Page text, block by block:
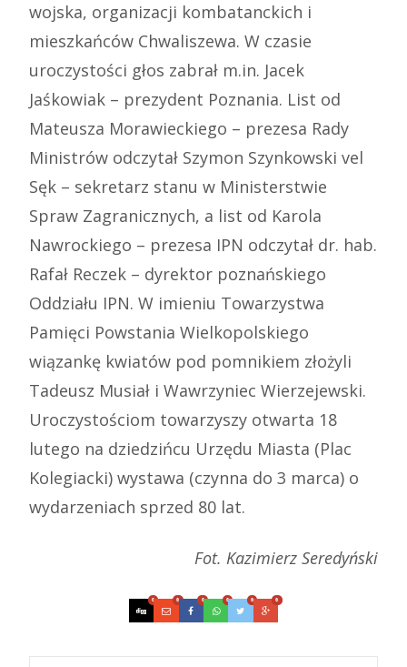
wojska, organizacji kombatanckich i
mieszkańców Chwaliszewa. W czasie
uroczystości głos zabrał m.in. Jacek
Jaśkowiak – prezydent Poznania. List od
Mateusza Morawieckiego – prezesa Rady
Ministrów odczytał Szymon Szynkowski vel
Sęk – sekretarz stanu w Ministerstwie
Spraw Zagranicznych, a list od Karola
Nawrockiego – prezesa IPN odczytał dr. hab.
Rafał Reczek – dyrektor poznańskiego
Oddziału IPN. W imieniu Towarzystwa
Pamięci Powstania Wielkopolskiego
wiązankę kwiatów pod pomnikiem złożyli
Tadeusz Musiał i Wawrzyniec Wierzejewski.
Uroczystościom towarzyszy otwarta 18
lutego na dziedzińcu Urzędu Miasta (Plac
Kolegiacki) wystawa (czynna do 3 marca) o
wydarzeniach sprzed 80 lat.
Fot. Kazimierz Seredyński
0 0 0 0 0 0